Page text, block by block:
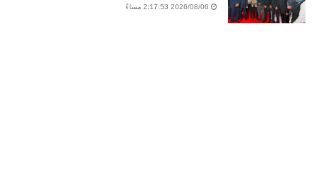
2026/08/06 2:17:53 مساءً